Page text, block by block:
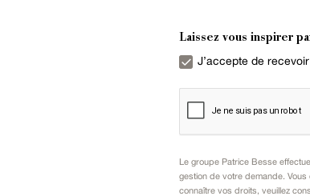
Laissez vous inspirer
J’accepte de
Le groupe Patrice Besse
gestion de votre demande.
connaître vos droits, veuillez